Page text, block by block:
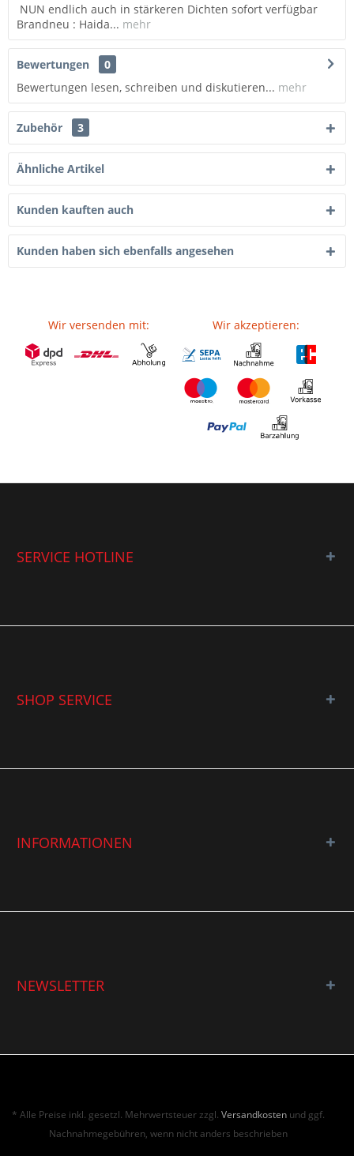
NUN endlich auch in stärkeren Dichten sofort verfügbar
Brandneu : Haida... mehr
Bewertungen
0
Bewertungen lesen, schreiben und diskutieren... mehr
Zubehör 3
Ähnliche Artikel
Kunden kauften auch
Kunden haben sich ebenfalls angesehen
Wir versenden mit: Wir akzeptieren:
SERVICE HOTLINE
SHOP SERVICE
INFORMATIONEN
NEWSLETTER
* Alle Preise inkl. gesetzl. Mehrwertsteuer zzgl.Versandkosten und ggf.
Nachnahmegebühren, wenn nicht anders beschrieben